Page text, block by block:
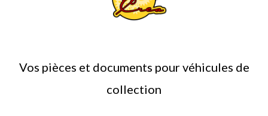
Vos pièces et documents pour véhicules de
collection